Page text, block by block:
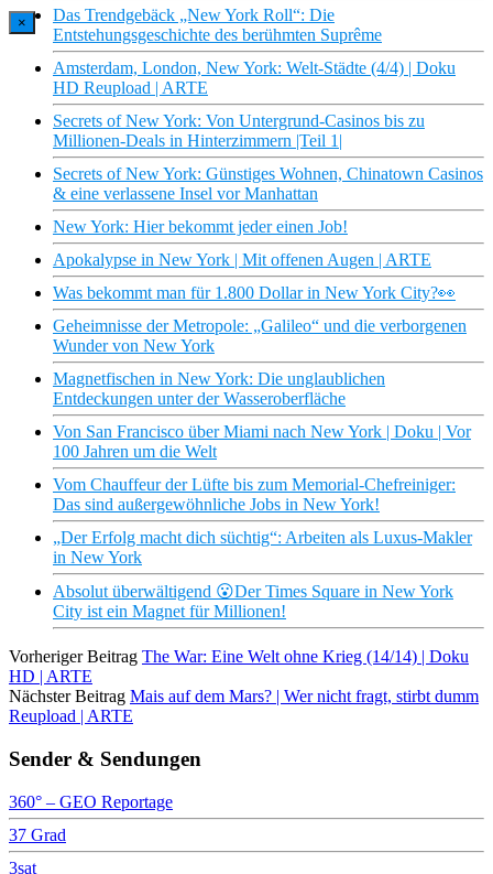
Das Trendgebäck „New York Roll“: Die
Entstehungsgeschichte des berühmten Suprême
Amsterdam, London, New York: Welt-Städte (4/4) | Doku
HD Reupload | ARTE
Secrets of New York: Von Untergrund-Casinos bis zu
Millionen-Deals in Hinterzimmern |Teil 1|
Secrets of New York: Günstiges Wohnen, Chinatown Casinos
& eine verlassene Insel vor Manhattan
New York: Hier bekommt jeder einen Job!
Apokalypse in New York | Mit offenen Augen | ARTE
Was bekommt man für 1.800 Dollar in New York City?👀
Geheimnisse der Metropole: „Galileo“ und die verborgenen
Wunder von New York
Magnetfischen in New York: Die unglaublichen
Entdeckungen unter der Wasseroberfläche
Von San Francisco über Miami nach New York | Doku | Vor
100 Jahren um die Welt
Vom Chauffeur der Lüfte bis zum Memorial-Chefreiniger:
Das sind außergewöhnliche Jobs in New York!
„Der Erfolg macht dich süchtig“: Arbeiten als Luxus-Makler
in New York
Absolut überwältigend 😮Der Times Square in New York
City ist ein Magnet für Millionen!
Vorheriger Beitrag The War: Eine Welt ohne Krieg (14/14) | Doku
HD | ARTE
Nächster Beitrag Mais auf dem Mars? | Wer nicht fragt, stirbt dumm
Reupload | ARTE
Sender & Sendungen
360° – GEO Reportage
37 Grad
3sat
×